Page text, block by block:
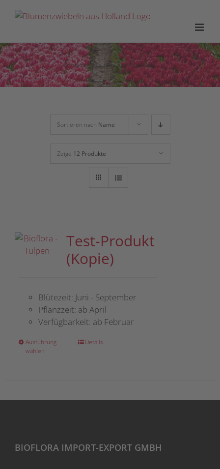
Inhalt
Startseite Shop Sommerblüher Kalla
Sortieren nach Name
Zeige 12 Produkte
Test-Produkt
(Kopie)
Blütezeit: Juni - September
Pflanzzeit: ab April
Verfügbarkeit: ab Februar
Ausführung
wählen
Dieses
können
auf
Details
BIOFLORA IMPORT-EXPORT GMBH